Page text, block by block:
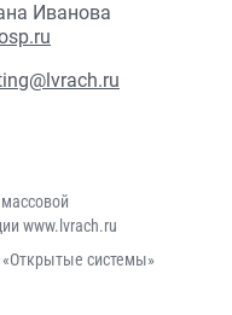
Иванова
www.lvrach.ru
системы»